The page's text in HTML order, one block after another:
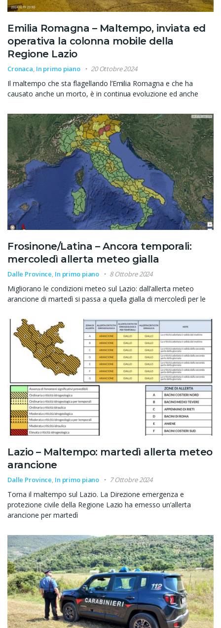
Emilia Romagna – Maltempo, inviata ed
operativa la colonna mobile della
Regione Lazio
Cronaca, In primo piano 20 Ottobre 2024
Il maltempo che sta flagellando l’Emilia Romagna e che ha
causato anche un morto, è in continua evoluzione ed anche
Frosinone/Latina – Ancora temporali:
mercoledì allerta meteo gialla
Dalle Province, In primo piano 8 Ottobre 2024
Migliorano le condizioni meteo sul Lazio: dall’allerta meteo
arancione di martedì si passa a quella gialla di mercoledì per le
Lazio – Maltempo: martedì allerta meteo
arancione
Dalle Province In primo piano 7 Ottobre 2024
Torna il maltempo sul Lazio. La Direzione emergenza e
protezione civile della Regione Lazio ha emesso un’allerta
arancione per martedì